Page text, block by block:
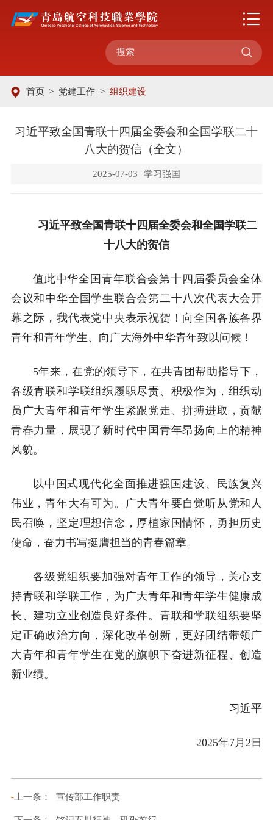

首页 > 党建工作 > 组织建设
习近平致全国青联十四届全委会和全国学联二十
八大的贺信（全文）
2025-07-03 学习强国
习近平致全国青联十四届全委会和全国学联二
十八大的贺信
值此中华全国青年联合会第十四届委员会全体
会议和中华全国学生联合会第二十八次代表大会开
幕之际，我代表党中央表示祝贺！向全国各族各界
青年和青年学生、向广大海外中华青年致以问候！
5年来，在党的领导下，在共青团帮助指导下，
各级青联和学联组织履职尽责、积极作为，组织动
员广大青年和青年学生紧跟党走、拼搏进取，贡献
青春力量，展现了新时代中国青年昂扬向上的精神
风貌。
以中国式现代化全面推进强国建设、民族复兴
伟业，青年大有可为。广大青年要自觉听从党和人
民召唤，坚定理想信念，厚植家国情怀，勇担历史
使命，奋力书写挺膺担当的青春篇章。
各级党组织要加强对青年工作的领导，关心支
持青联和学联工作，为广大青年和青年学生健康成
长、建功立业创造良好条件。青联和学联组织要坚
定正确政治方向，深化改革创新，更好团结带领广
大青年和青年学生在党的旗帜下奋进新征程、创造
新业绩。
习近平
2025年7月2日
-上一条： 宣传部工作职责